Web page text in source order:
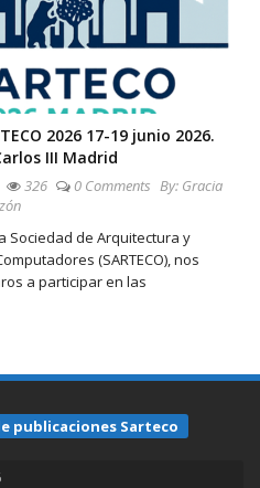
2026 17-19 junio 2026.
III Madrid
326 0 Comments By: Gracia
Sociedad de Arquitectura y
(SARTECO), nos
a participar en las
publicaciones Sarteco